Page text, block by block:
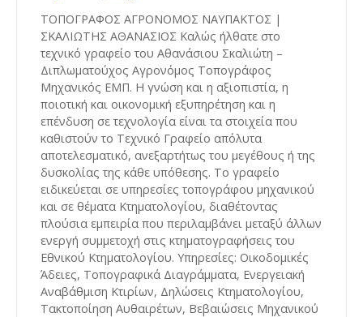
ΤΟΠΟΓΡΑΦΟΣ ΑΓΡΟΝΟΜΟΣ ΝΑΥΠΑΚΤΟΣ |
ΣΚΑΛΙΩΤΗΣ ΑΘΑΝΑΣΙΟΣ Καλώς ήλθατε στο
τεχνικό γραφείο του Αθανάσιου Σκαλιώτη –
Διπλωματούχος Αγρονόμος Τοπογράφος
Μηχανικός ΕΜΠ. Η γνώση και η αξιοπιστία, η
ποιοτική και οικονομική εξυπηρέτηση και η
επένδυση σε τεχνολογία είναι τα στοιχεία που
καθιστούν το Τεχνικό Γραφείο απόλυτα
αποτελεσματικό, ανεξαρτήτως του μεγέθους ή της
δυσκολίας της κάθε υπόθεσης. Το γραφείο
ειδικεύεται σε υπηρεσίες τοπογράφου μηχανικού
και σε θέματα Κτηματολογίου, διαθέτοντας
πλούσια εμπειρία που περιλαμβάνει μεταξύ άλλων
ενεργή συμμετοχή στις κτηματογραφήσεις του
Εθνικού Κτηματολογίου. Υπηρεσίες: Οικοδομικές
Άδειες, Τοπογραφικά Διαγράμματα, Ενεργειακή
Αναβάθμιση Κτιρίων, Δηλώσεις Κτηματολογίου,
Τακτοποίηση Αυθαιρέτων, Βεβαιώσεις Μηχανικού